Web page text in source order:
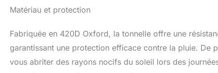
paysage à
6 clou à vis et
imperméable
Matériau et protection
Fabriquée en 420D Oxford, la tonnelle offre une
garantissant une protection efficace contre la pluie. De
vous abriter des rayons nocifs du soleil lors des